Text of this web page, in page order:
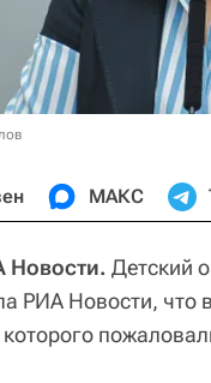
МАКС
Новости. Детский
РИА Новости, что